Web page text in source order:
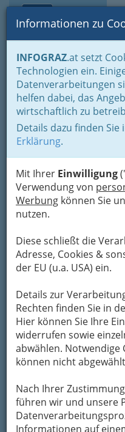
Informationen zu
INFOGRAZ.at setzt
Technologien ein.
Datenverarbeitungen
helfen dabei, das
wirtschaftlich zu
Details dazu finden Sie
Erklärung.
Mit Ihrer Einwilligung
Verwendung von
Werbung können Sie
nutzen.
Diese schließt die
Adresse, Cookies &
der EU (u.a. USA) ein.
Details zur
Rechten finden Sie in
Hier können Sie Ihre
widerrufen sowie
abwählen. Notwendige
können nicht
Nach Ihrer Zustimmung
führen wir und unsere
Informationen auf
Home Branchen
KAMERA-
Kalchberggasse 1, 8010
+43 316 830 556
Karte
Adresse mit Google